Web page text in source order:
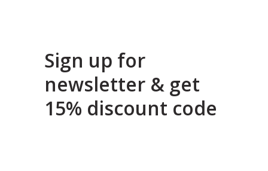
Sign up for
newsletter & get
15% discount code